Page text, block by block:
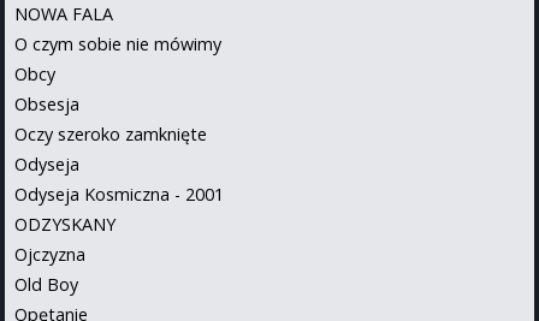
NOWA FALA
O czym sobie nie mówimy
Obcy
Obsesja
Oczy szeroko zamknięte
Odyseja
Odyseja Kosmiczna - 2001
ODZYSKANY
Ojczyzna
Old Boy
Opętanie